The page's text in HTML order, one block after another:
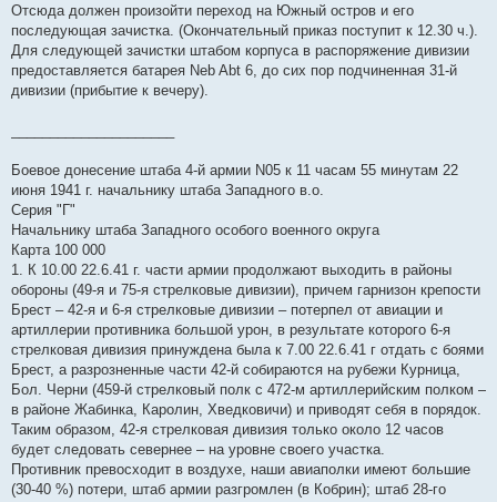
Отсюда должен произойти переход на Южный остров и его
последующая зачистка. (Окончательный приказ поступит к 12.30 ч.).
Для следующей зачистки штабом корпуса в распоряжение дивизии
предоставляется батарея Neb Abt 6, до сих пор подчиненная 31-й
дивизии (прибытие к вечеру).
Боевое донесение штаба 4-й армии N05 к 11 часам 55 минутам 22
июня 1941 г. начальнику штаба Западного в.о.
Серия "Г"
Начальнику штаба Западного особого военного округа
Карта 100 000
1. К 10.00 22.6.41 г. части армии продолжают выходить в районы
обороны (49-я и 75-я стрелковые дивизии), причем гарнизон крепости
Брест – 42-я и 6-я стрелковые дивизии – потерпел от авиации и
артиллерии противника большой урон, в результате которого 6-я
стрелковая дивизия принуждена была к 7.00 22.6.41 г отдать с боями
Брест, а разрозненные части 42-й собираются на рубежи Курница,
Бол. Черни (459-й стрелковый полк с 472-м артиллерийским полком –
в районе Жабинка, Каролин, Хведковичи) и приводят себя в порядок.
Таким образом, 42-я стрелковая дивизия только около 12 часов
будет следовать севернее – на уровне своего участка.
Противник превосходит в воздухе, наши авиаполки имеют большие
(30-40 %) потери, штаб армии разгромлен (в Кобрин); штаб 28-го